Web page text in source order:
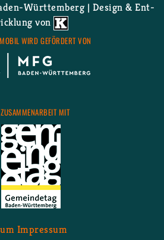
Würt­tem­berg | De­sign & Ent­
von
WIRD GE­FÖR­DERT VON
MIT
Im­pres­sum